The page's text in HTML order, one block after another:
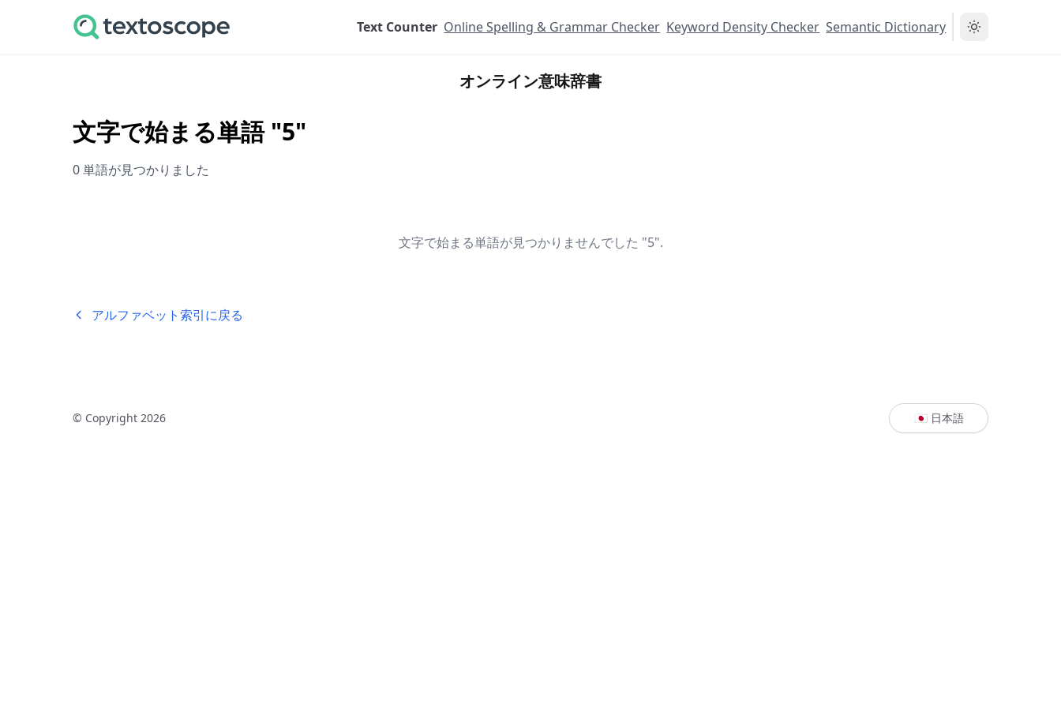
Text Counter Online Spelling & Grammar Checker Keyword Density Checker Semantic Dictionary
オンライン意味辞書
文字で始まる単語 "5"
0 単語が見つかりました
文字で始まる単語が見つかりませんでした "5".
アルファベット索引に戻る
© Copyright 2026